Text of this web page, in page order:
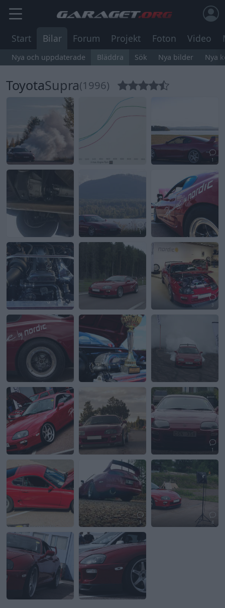
Start Bilar Forum Projekt Foton Video
Nya och uppdaterade Bläddra Sök Nya bilder Nya
ToyotaSupra(1996)
1
1
3
1
1 4